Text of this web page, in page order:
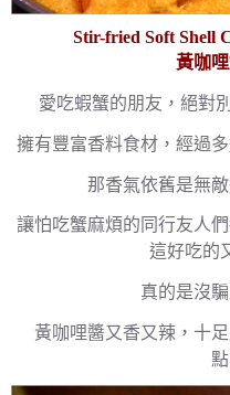
Stir-fried Soft Shell
黃咖
愛吃蝦蟹的朋友，絕對
擁有豐富香料食材，經過
那香氣依舊是無
讓怕吃蟹麻煩的同行友人
這好吃的
真的是沒
黃咖哩醬又香又辣，十
點